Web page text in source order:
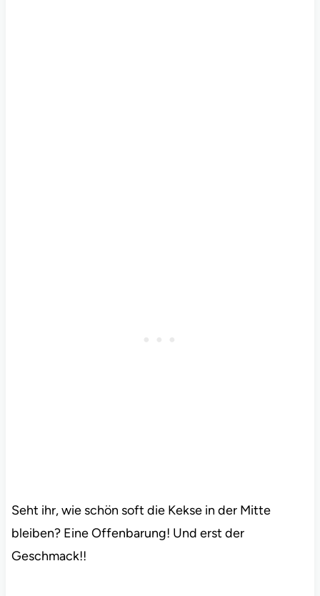
Seht ihr, wie schön soft die Kekse in der Mitte
bleiben? Eine Offenbarung! Und erst der
Geschmack!!